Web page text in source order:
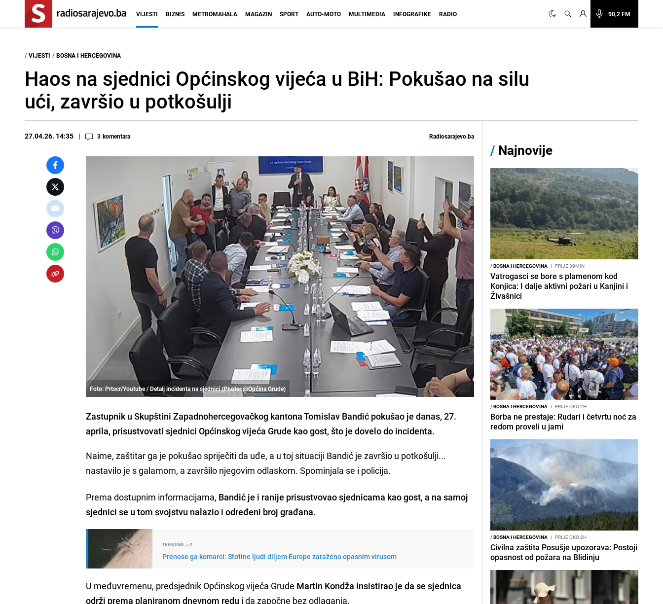
90,2 FM
VIJESTI BIZNIS METROMAHALA MAGAZIN SPORT AUTO-MOTO MULTIMEDIA INFOGRAFIKE RADIO
/ VIJESTI / BOSNA I HERCEGOVINA
Haos na sjednici Općinskog vijeća u BiH: Pokušao na silu
ući, završio u potkošulji
27.04.26. 14:35 3 komentara Radiosarajevo.ba
Foto: Prtscr/Youtube / Detalj incidenta na sjednici (Photo: @Općina Grude)
Zastupnik u Skupštini Zapadnohercegovačkog kantona Tomislav Bandić pokušao je danas, 27.
aprila, prisustvovati sjednici Općinskog vijeća Grude kao gost, što je dovelo do incidenta.
Naime, zaštitar ga je pokušao spriječiti da uđe, a u toj situaciji Bandić je završio u potkošulji...
nastavilo je s galamom, a završilo njegovim odlaskom. Spominjala se i policija.
Prema dostupnim informacijama, Bandić je i ranije prisustvovao sjednicama kao gost, a na samoj
sjednici se u tom svojstvu nalazio i određeni broj građana.
TRENDING
Prenose ga komarci: Stotine ljudi diljem Europe zaraženo opasnim virusom
U međuvremenu, predsjednik Općinskog vijeća Grude Martin Kondža insistirao je da se sjednica
održi prema planiranom dnevnom redu i da započne bez odlaganja.
/ Najnovije
/BOSNA I HERCEGOVINA I PRIJE 39MIN
Vatrogasci se bore s plamenom kod
Konjica: I dalje aktivni požari u Kanjini i
Živašnici
/BOSNA I HERCEGOVINA I PRIJE OKO 2H
Borba ne prestaje: Rudari i četvrtu noć za
redom proveli u jami
/BOSNA I HERCEGOVINA I PRIJE OKO 2H
Civilna zaštita Posušje upozorava: Postoji
opasnost od požara na Blidinju